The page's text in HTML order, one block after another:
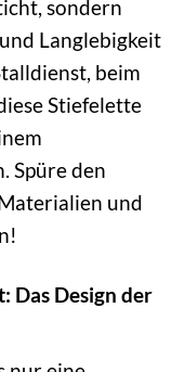
sondern
Langlebigkeit
beim
Stiefelette
Spüre den
und
Das Design der